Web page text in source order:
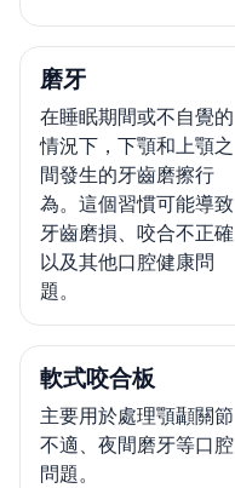
磨牙
在睡眠期間或不自覺的
情況下，下顎和上顎之
間發生的牙齒磨擦行
為。這個習慣可能導致
牙齒磨損、咬合不正確
以及其他口腔健康問
題。
軟式咬合板
主要用於處理顎顳關節
不適、夜間磨牙等口腔
問題。